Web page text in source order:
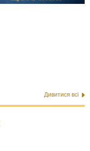
Дивитися всі